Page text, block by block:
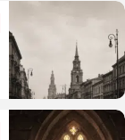
דעות